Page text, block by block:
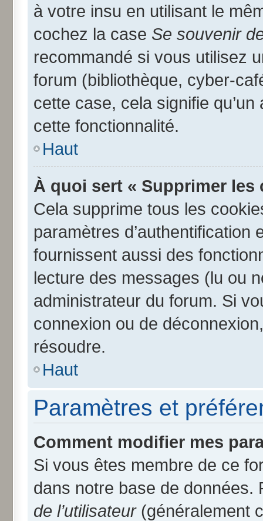
à votre insu en utilisant le
cochez la case Se souvenir
recommandé si vous utilisez
forum (bibliothèque, cyber-
cette case, cela signifie
cette fonctionnalité.
Haut
À quoi sert « Supprimer
Cela supprime tous les
paramètres
fournissent aussi des
lecture des messages (lu ou
administrateur du forum. Si
connexion ou de
résoudre.
Haut
Paramètres et
Comment modifier mes
Si vous êtes membre de ce
dans notre base de
de l’utilisateur(généralement